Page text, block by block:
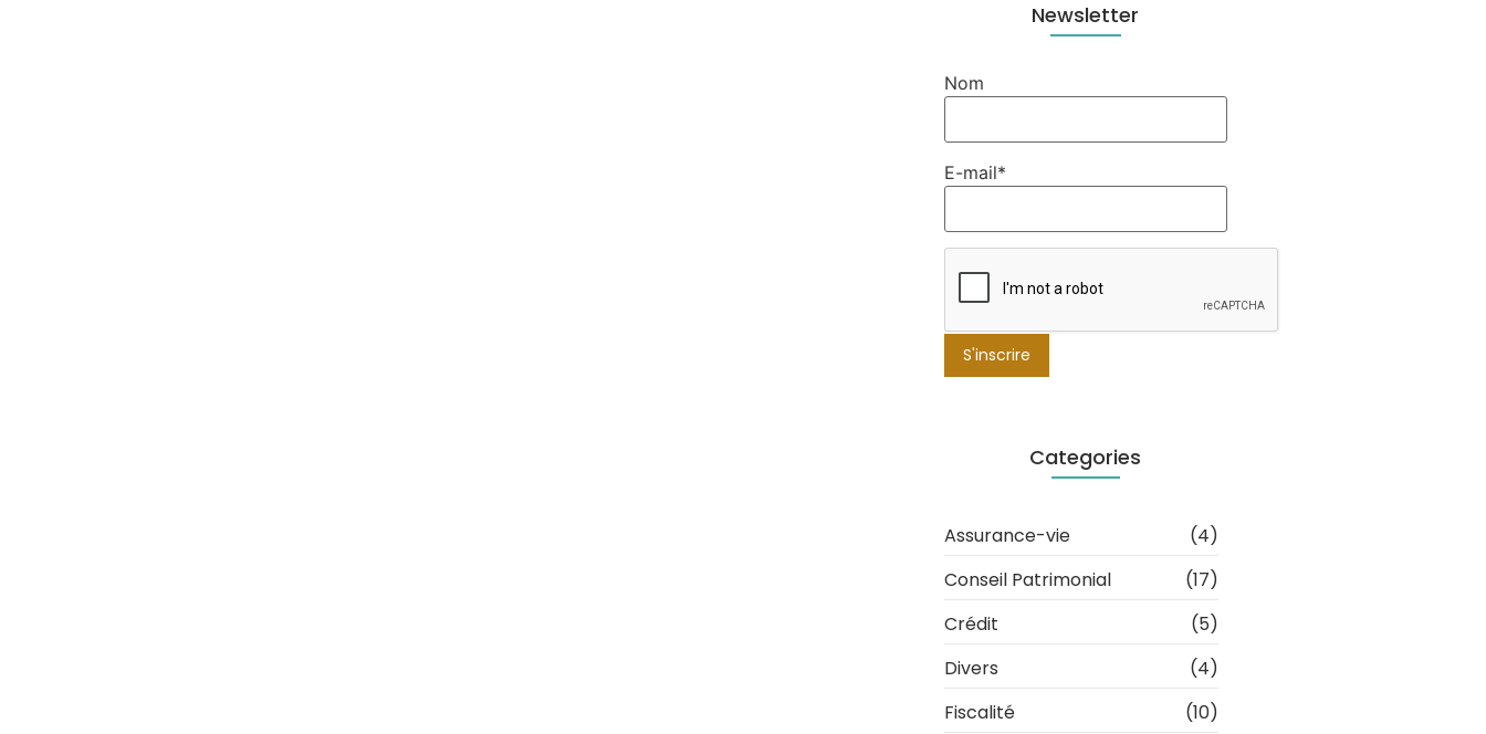
Newsletter
Nom
E-mail*
Categories
Assurance-vie
(4)
Conseil Patrimonial
(17)
Crédit
(5)
Divers
(4)
Fiscalité
(10)